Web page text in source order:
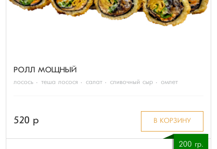
РОЛЛ МОЩНЫЙ
лосось теша лосося салат сливочный сыр омлет
520 p В КОРЗИНУ
200 гр.